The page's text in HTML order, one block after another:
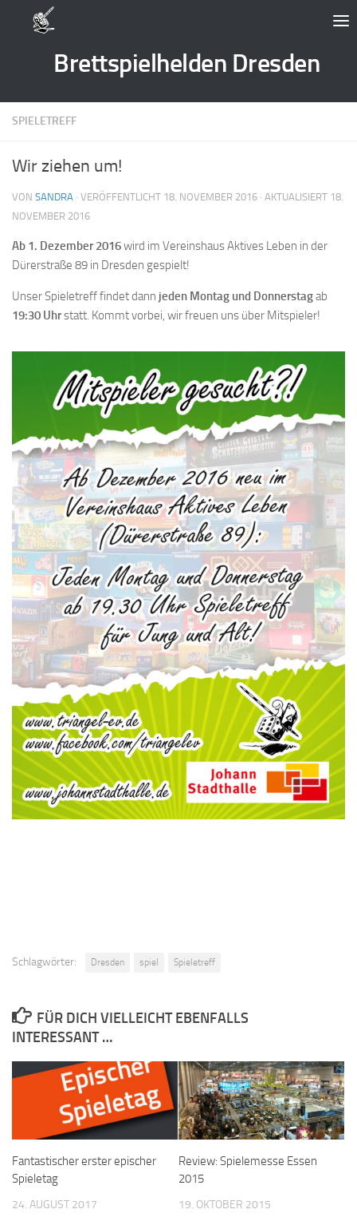
Zum Inhalt springen
Brettspielhelden Dresden
SPIELETREFF
Wir ziehen um!
VON SANDRA · VERÖFFENTLICHT 18. NOVEMBER 2016 · AKTUALISIERT 18.
NOVEMBER 2016
Ab 1. Dezember 2016wird im Vereinshaus Aktives Leben in der
Dürerstraße 89 in Dresden gespielt!
Unser Spieletreff findet dann jeden Montag und Donnerstagab
19:30 Uhrstatt. Kommt vorbei, wir freuen uns über Mitspieler!
Schlagwörter: Dresden spiel Spieletreff
FÜR DICH VIELLEICHT EBENFALLS
INTERESSANT …
Fantastischer erster epischer
Spieletag
24. AUGUST 2017
Review: Spielemesse Essen
2015
19. OKTOBER 2015